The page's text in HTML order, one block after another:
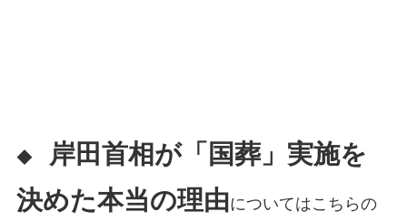
◆
岸田首相が「国葬」実施を
決めた本当の理由についてはこちらの